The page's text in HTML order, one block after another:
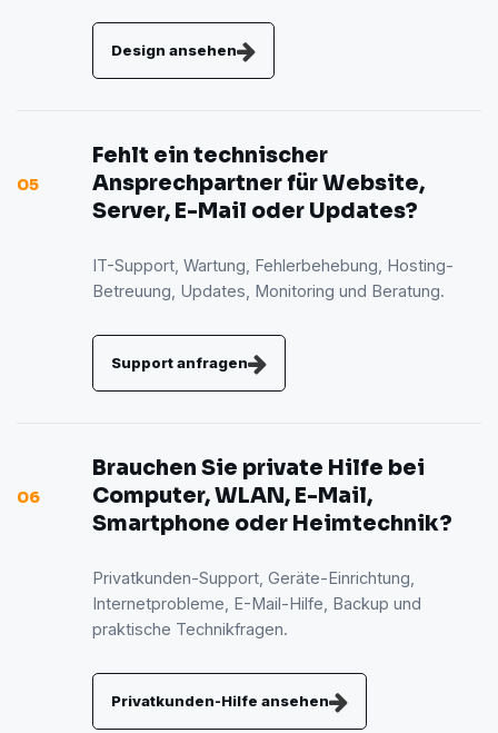
Design ansehen
05
Fehlt ein technischer
Ansprechpartner für Website,
Server, E-Mail oder Updates?
IT-Support, Wartung, Fehlerbehebung, Hosting-
Betreuung, Updates, Monitoring und Beratung.
Support anfragen
06
Brauchen Sie private Hilfe bei
Computer, WLAN, E-Mail,
Smartphone oder Heimtechnik?
Privatkunden-Support, Geräte-Einrichtung,
Internetprobleme, E-Mail-Hilfe, Backup und
praktische Technikfragen.
Privatkunden-Hilfe ansehen